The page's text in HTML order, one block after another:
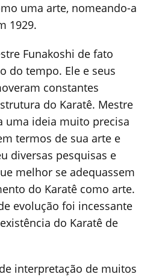
uma arte, nomeando-a
1929.
Funakoshi de fato
do tempo. Ele e seus
constantes
do Karatê. Mestre
uma ideia muito precisa
termos de sua arte e
diversas pesquisas e
melhor se adequassem
do Karatê como arte.
evolução foi incessante
do Karatê de
interpretação de muitos